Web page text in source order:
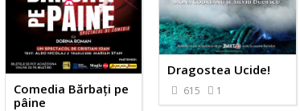
Dragostea Ucide!
615 1
Comedia Bărbați pe
pâine